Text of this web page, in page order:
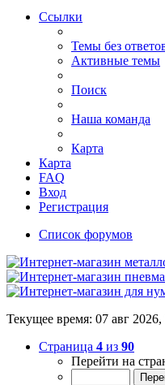
Ссылки
Темы без
Активные темы
Поиск
Наша команда
Карта
Карта
FAQ
Вход
Регистрация
Список форумов
Текущее время: 07 авг 2026,
Страница 4 из 90
Перейти на